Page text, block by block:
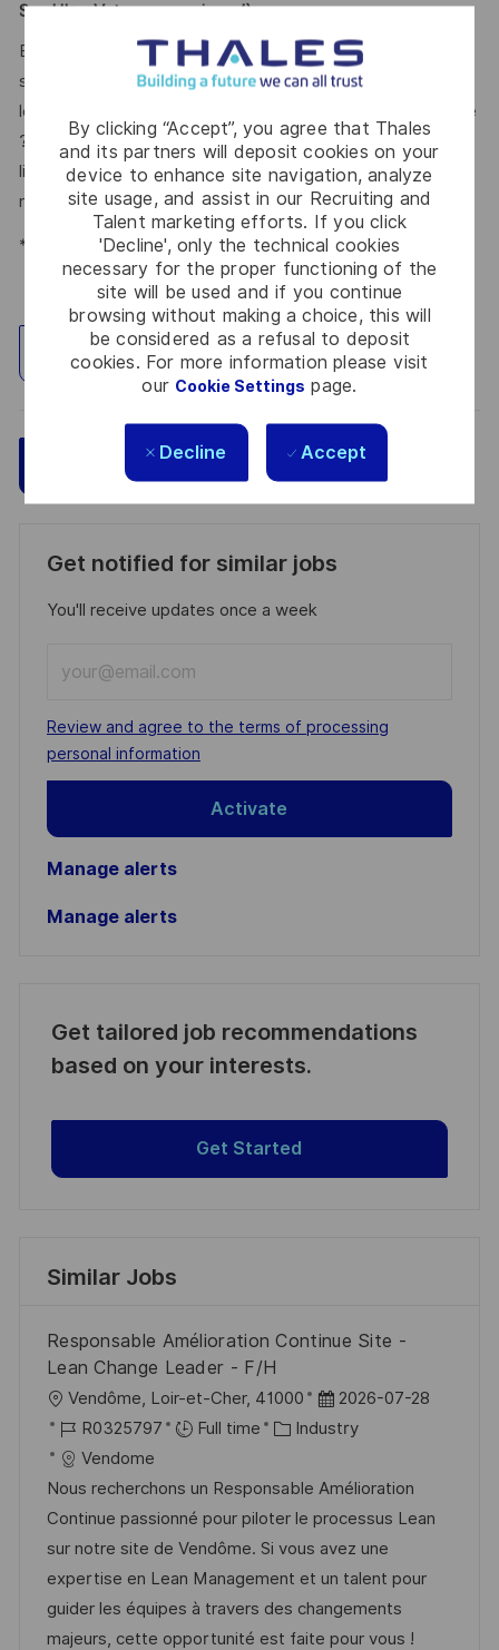
By clicking “Accept”, you agree that Thales
and its partners will deposit cookies on your
device to enhance site navigation, analyze
site usage, and assist in our Recruiting and
Talent marketing efforts. If you click
'Decline', only the technical cookies
necessary for the proper functioning of the
site will be used and if you continue
browsing without making a choice, this will
be considered as a refusal to deposit
cookies. For more information please visit
our Cookie Settings page.
Decline Accept
Say HI* - Votre voyage jusqu’à nous
En période de changement, nos équipes internationales
sont prêtes à répondre à la complexité d'aujourd'hui avec
les technologies de pointe de demain. En ferez-vous partie
? Nous attendons avec impatience votre candidature en
ligne. Les grands voyages commencent ici, postulez
maintenant !
*Human Intelligence
Explore Location
Apply Now Save
Get notified for similar jobs
You'll receive updates once a week
Email
address
(Required)
Required
Review and agree to the terms of processing
personal information
Activate
Manage alerts
Manage alerts
Get tailored job recommendations
based on your interests.
Get Started
Similar Jobs
Responsable Amélioration Continue Site -
Lean Change Leader - F/H
L
o
c
a
t
i
o
n
Vendôme, Loir-et-Cher, 41000
P
o
t
e
d
D
a
t
2026-07-28
J
o
b
I
d
R0325797 Full time
C
t
e
g
o
r
y
Industry
Vendome
Nous recherchons un Responsable Amélioration
Continue passionné pour piloter le processus Lean
sur notre site de Vendôme. Si vous avez une
expertise en Lean Management et un talent pour
guider les équipes à travers des changements
majeurs, cette opportunité est faite pour vous !